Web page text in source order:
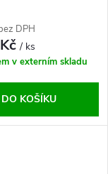
DPH
/ ks
v externím skladu
DO KOŠÍKU